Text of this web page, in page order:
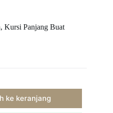
Kursi Panjang Buat
ke keranjang